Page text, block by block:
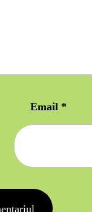
Email *